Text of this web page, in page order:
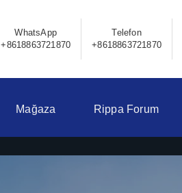
WhatsApp
+8618863721870
Telefon
+8618863721870
Mağaza Rippa Forum